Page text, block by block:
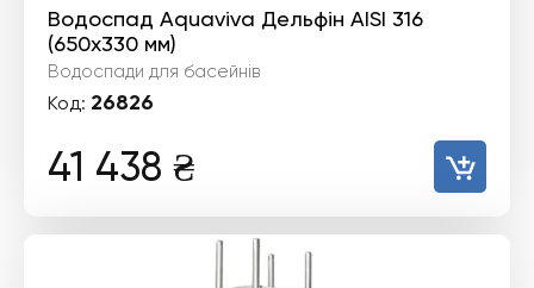
Водоспад Aquaviva Дельфін AISI 316
(650х330 мм)
Водоспади для басейнів
Код: 26826
41 438 ₴